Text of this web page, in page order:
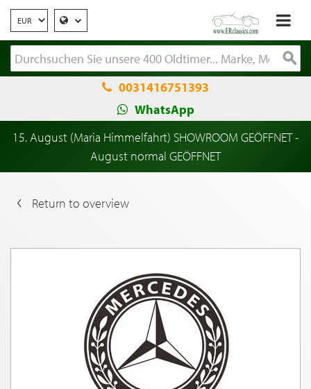
0031416751393
WhatsApp
15. August (Maria Himmelfahrt) SHOWROOM GEÖFFNET -
August normal GEÖFFNET
Return to overview